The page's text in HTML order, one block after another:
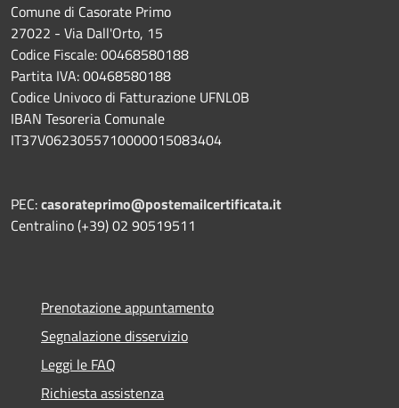
Comune di Casorate Primo
27022 - Via Dall'Orto, 15
Codice Fiscale: 00468580188
Partita IVA: 00468580188
Codice Univoco di Fatturazione UFNL0B
IBAN Tesoreria Comunale
IT37V0623055710000015083404
PEC:casorateprimo@postemailcertificata.it
Centralino (+39) 02 90519511
Prenotazione appuntamento
Segnalazione disservizio
Leggi le FAQ
Richiesta assistenza